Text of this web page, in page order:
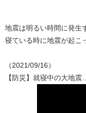
地震は明るい時間に発生
寝ている時に地震が起こ
（2021/09/16）
【防災】就寝中の大地